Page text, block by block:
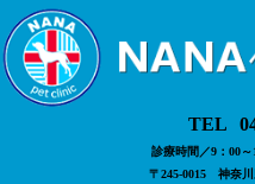
診療時間／9：00～
〒245-0015 神奈川